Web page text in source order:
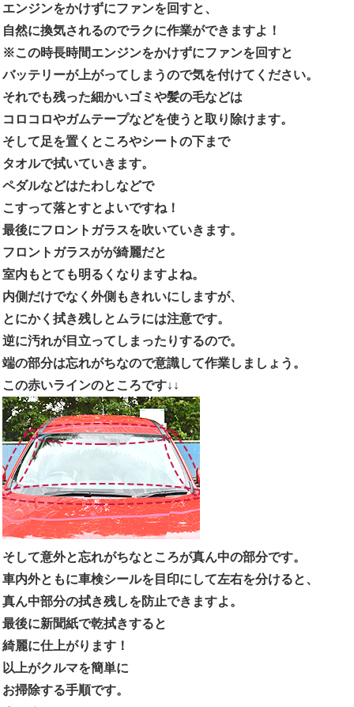
エンジンをかけずにファンを回すと、
自然に換気されるのでラクに作業ができますよ！
※この時長時間エンジンをかけずにファンを回すと
バッテリーが上がってしまうので気を付けてください。
それでも残った細かいゴミや髪の毛などは
コロコロやガムテープなどを使うと取り除けます。
そして足を置くところやシートの下まで
タオルで拭いていきます。
ペダルなどはたわしなどで
こすって落とすとよいですね！
最後にフロントガラスを吹いていきます。
フロントガラスがが綺麗だと
室内もとても明るくなりますよね。
内側だけでなく外側もきれいにしますが、
とにかく拭き残しとムラには注意です。
逆に汚れが目立ってしまったりするので。
端の部分は忘れがちなので意識して作業しましょう。
この赤いラインのところです↓↓
そして意外と忘れがちなところが真ん中の部分です。
車内外ともに車検シールを目印にして左右を分けると、
真ん中部分の拭き残しを防止できますよ。
最後に新聞紙で乾拭きすると
綺麗に仕上がります！
以上がクルマを簡単に
お掃除する手順です。